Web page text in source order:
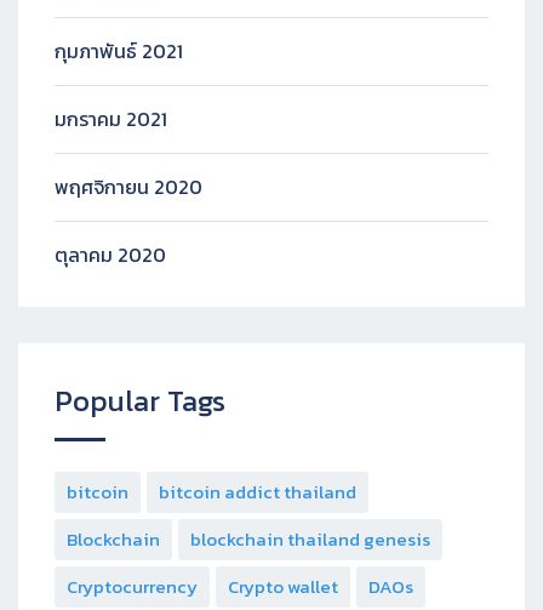
กุมภาพันธ์ 2021
มกราคม 2021
พฤศจิกายน 2020
ตุลาคม 2020
Popular Tags
bitcoin
bitcoin addict thailand
Blockchain
blockchain thailand genesis
Cryptocurrency
Crypto wallet
DAOs